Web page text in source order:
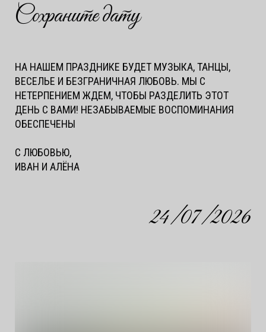
Сохраните дату
НА НАШЕМ ПРАЗДНИКЕ БУДЕТ МУЗЫКА, ТАНЦЫ,
ВЕСЕЛЬЕ И БЕЗГРАНИЧНАЯ ЛЮБОВЬ. МЫ С
НЕТЕРПЕНИЕМ ЖДЕМ, ЧТОБЫ РАЗДЕЛИТЬ ЭТОТ
ДЕНЬ С ВАМИ! НЕЗАБЫВАЕМЫЕ ВОСПОМИНАНИЯ
ОБЕСПЕЧЕНЫ
С ЛЮБОВЬЮ,
ИВАН И АЛЁНА
24/07/2026